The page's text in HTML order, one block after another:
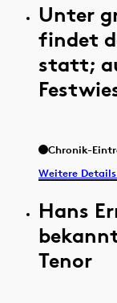
Unter
findet
statt;
Chronik-
Weitere
Hans
Tenor